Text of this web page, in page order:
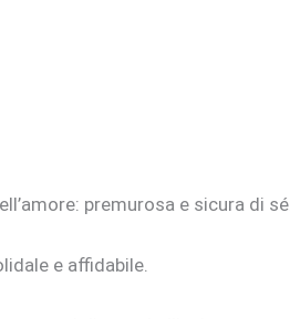
premurosa e sicura di sé.
e affidabile.